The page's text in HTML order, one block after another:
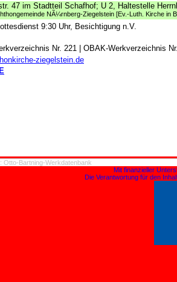
47 im Stadtteil Schafhof; U 2, Haltestelle
NÃ¼rnberg-Ziegelstein [Ev.-Luth. Kirche in
9:30 Uhr, Besichtigung n.V.
Nr. 221
OBAK-Werkverzeichnis
ziegelstein.de
Otto-Bartning-Werkdatenbank
Mit finanzieller
Die Verantwortung für den